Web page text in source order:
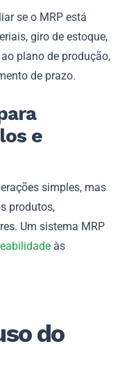
se o MRP está
giro de estoque,
plano de produção,
de prazo.
e
simples, mas
produtos,
Um sistema MRP
às
do